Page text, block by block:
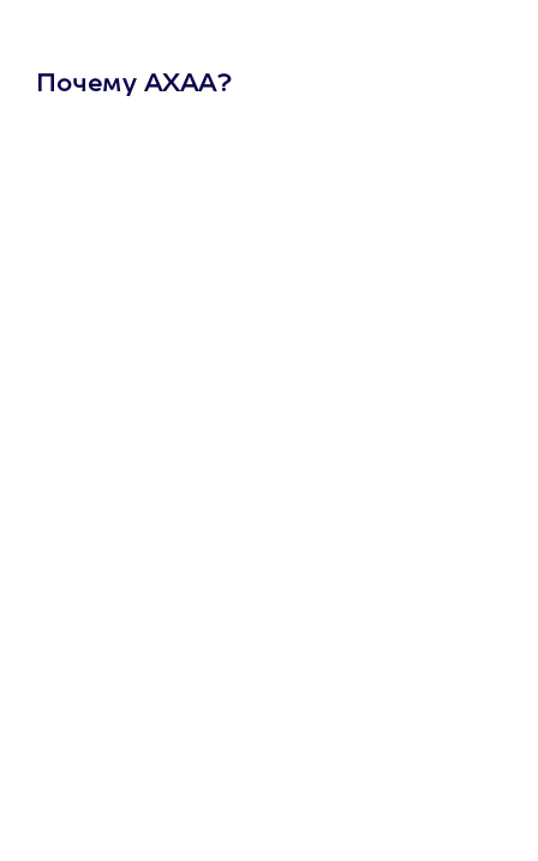
Почему АХАА?